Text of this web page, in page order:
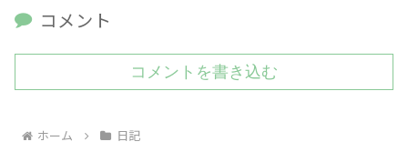
コメント
コメントを書き込む
ホーム 日記